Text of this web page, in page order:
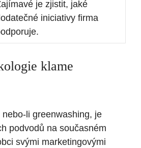
je zjistit, jaké
iniciativy firma
klame
li greenwashing, je
podvodů na současném
svými marketingovými